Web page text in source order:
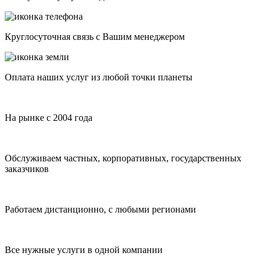
Круглосуточная связь с Вашим менеджером
Оплата наших услуг из любой точки планеты
На рынке с 2004 года